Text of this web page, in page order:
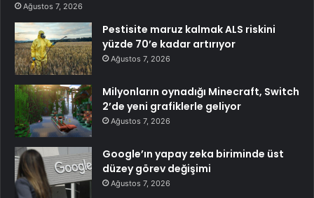
Ağustos 7, 2026
Pestisite maruz kalmak ALS riskini
yüzde 70’e kadar artırıyor
Ağustos 7, 2026
Milyonların oynadığı Minecraft, Switch
2’de yeni grafiklerle geliyor
Ağustos 7, 2026
Google’ın yapay zeka biriminde üst
düzey görev değişimi
Ağustos 7, 2026